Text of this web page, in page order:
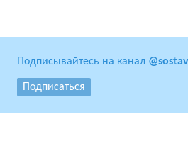
Подписывайтесь на канал @sostav
Подписаться